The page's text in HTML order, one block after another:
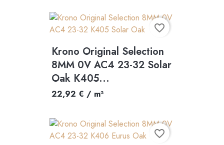
Krono Original Selection
8MM 0V AC4 23-32 Solar
Oak K405...
22,92 € / m²
favorite_border
favorite_border